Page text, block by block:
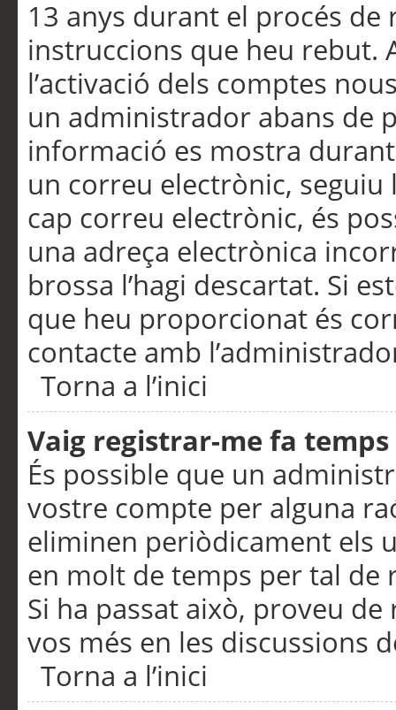
13 anys durant el procés de
instruccions que heu rebut.
l’activació dels comptes
un administrador abans de
informació es mostra
un correu electrònic,
cap correu electrònic, és
una adreça electrònica
brossa l’hagi descartat. Si
que heu proporcionat és
contacte amb
Torna a l’inici
Vaig registrar-me fa
És possible que un
vostre compte per alguna
eliminen periòdicament els
en molt de temps per tal de
Si ha passat això, proveu
vos més en les discussions
Torna a l’inici